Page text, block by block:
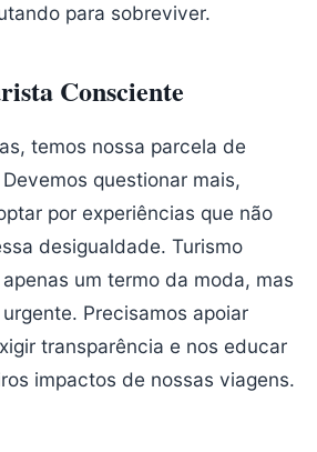
para sobreviver.
Consciente
temos nossa parcela de
questionar mais,
por experiências que não
desigualdade. Turismo
um termo da moda, mas
Precisamos apoiar
transparência e nos educar
impactos de nossas viagens.